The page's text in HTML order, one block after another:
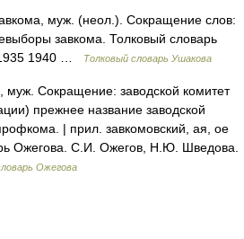
муж. (неол.). Сокращение слов:
завкома. Толковый словарь
1940 …
Толковый словарь Ушакова
Сокращение: заводской комитет
прежнее название заводской
| прил. завкомовский, ая, ое
Ожегова. С.И. Ожегов, Н.Ю. Шведова.
Ожегова